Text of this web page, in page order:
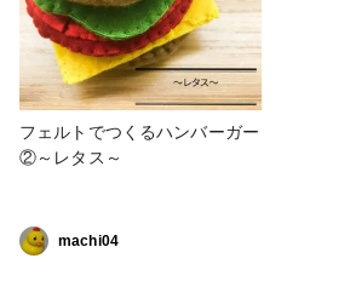
フェルトでつくるハンバーガー
②～レタス～
machi04